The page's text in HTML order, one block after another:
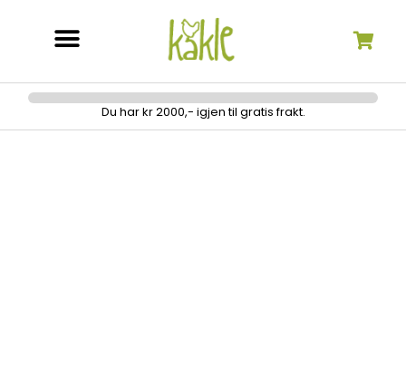
Du har kr 2000,- igjen til gratis frakt.